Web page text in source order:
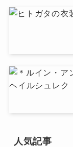
人気記事